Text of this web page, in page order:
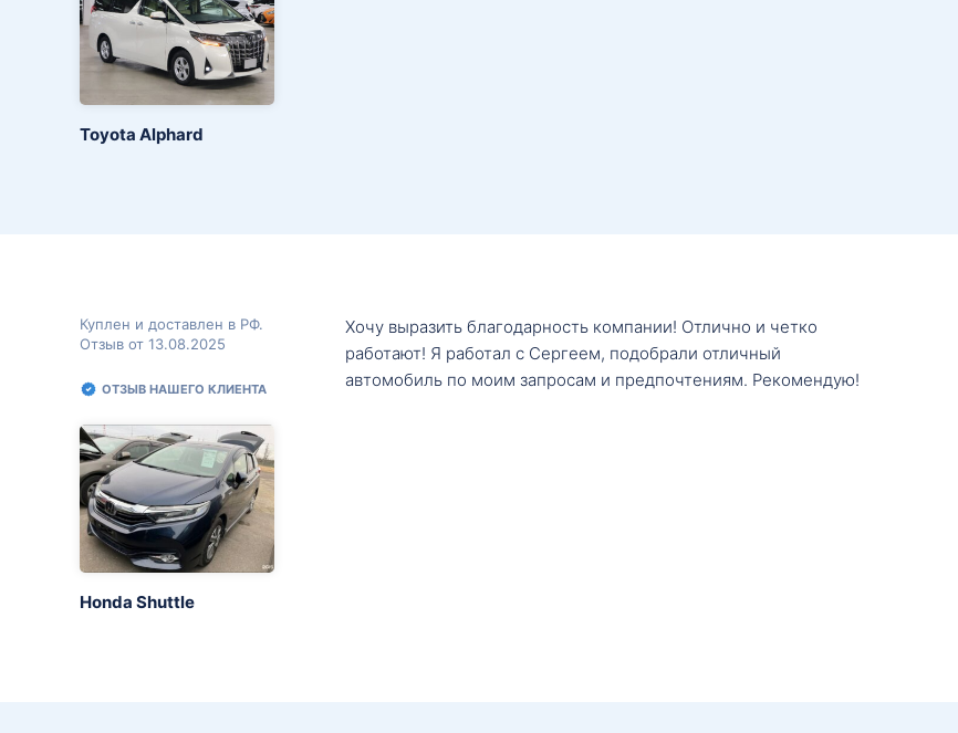
Toyota Alphard
Куплен и доставлен в РФ.
Отзыв от 13.08.2025
ОТЗЫВ НАШЕГО КЛИЕНТА
Honda Shuttle
Хочу выразить благодарность компании! Отлично и четко
работают! Я работал с Сергеем, подобрали отличный
автомобиль по моим запросам и предпочтениям. Рекомендую!